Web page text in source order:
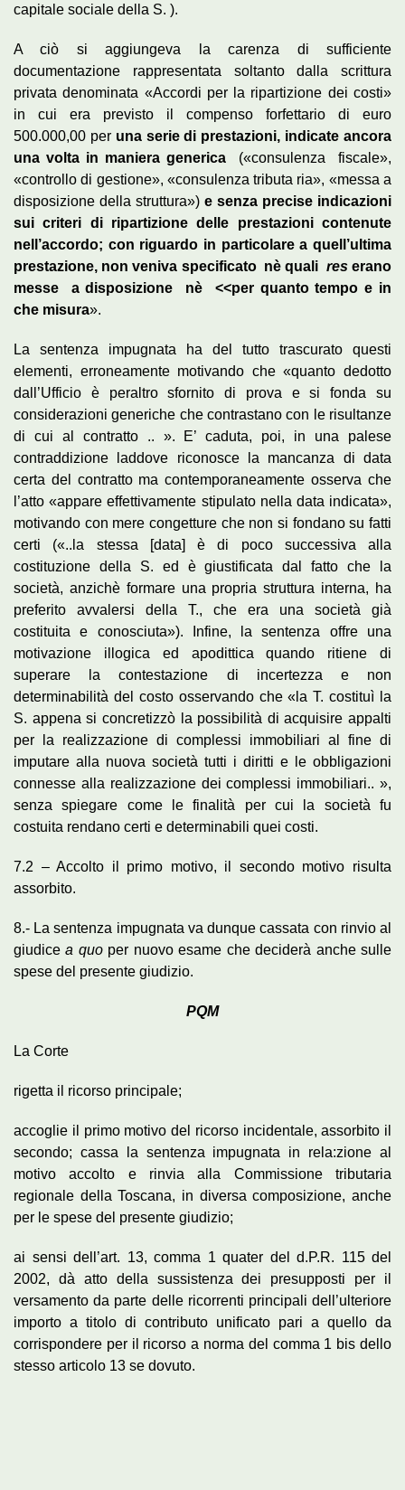
capitale sociale della S. ).
A ciò si aggiungeva la carenza di sufficiente
documentazione rappresentata soltanto dalla scrittura
privata denominata «Accordi per la ripartizione dei costi»
in cui era previsto il compenso forfettario di euro
500.000,00 per una serie di prestazioni, indicate ancora
una volta in maniera generica
(«consulenza fiscale»,
«controllo di gestione», «consulenza tributa ria», «messa a
disposizione della struttura») e senza precise indicazioni
sui criteri di ripartizione delle prestazioni contenute
nell’accordo; con riguardo in particolare a quell’ultima
prestazione, non veniva specificato nè quali res erano
messe a disposizione nè <<per quanto tempo e in
che misura».
La sentenza impugnata ha del tutto trascurato questi
elementi, erroneamente motivando che «quanto dedotto
dall’Ufficio è peraltro sfornito di prova e si fonda su
considerazioni generiche che contrastano con le risultanze
di cui al contratto .. ». E’ caduta, poi, in una palese
contraddizione laddove riconosce la mancanza di data
certa del contratto ma contemporaneamente osserva che
l’atto «appare effettivamente stipulato nella data indicata»,
motivando con mere congetture che non si fondano su fatti
certi («..la stessa [data] è di poco successiva alla
costituzione della S. ed è giustificata dal fatto che la
società, anzichè formare una propria struttura interna, ha
preferito avvalersi della T., che era una società già
costituita e conosciuta»). Infine, la sentenza offre una
motivazione illogica ed apodittica quando ritiene di
superare la contestazione di incertezza e non
determinabilità del costo osservando che «la T. costituì la
S. appena si concretizzò la possibilità di acquisire appalti
per la realizzazione di complessi immobiliari al fine di
imputare alla nuova società tutti i diritti e le obbligazioni
connesse alla realizzazione dei complessi immobiliari.. »,
senza spiegare come le finalità per cui la società fu
costuita rendano certi e determinabili quei costi.
7.2 – Accolto il primo motivo, il secondo motivo risulta
assorbito.
8.- La sentenza impugnata va dunque cassata con rinvio al
giudicea quo per nuovo esame che deciderà anche sulle
spese del presente giudizio.
PQM
La Corte
rigetta il ricorso principale;
accoglie il primo motivo del ricorso incidentale, assorbito il
secondo; cassa la sentenza impugnata in rela:zione al
motivo accolto e rinvia alla Commissione tributaria
regionale della Toscana, in diversa composizione, anche
per le spese del presente giudizio;
ai sensi dell’art. 13, comma 1 quater del d.P.R. 115 del
2002, dà atto della sussistenza dei presupposti per il
versamento da parte delle ricorrenti principali dell’ulteriore
importo a titolo di contributo unificato pari a quello da
corrispondere per il ricorso a norma del comma 1 bis dello
stesso articolo 13 se dovuto.